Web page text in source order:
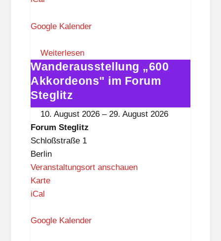
u
S
t
e
g
l
i
t
z
Google Kalender
Weiterlesen
Wanderausstellung
„600
Akkordeons"
im
Forum
Steglitz
Wanderausstellung „600
Akkordeons" im Forum
Steglitz
10. August 2026 – 29. August 2026
Forum Steglitz
Schloßstraße 1
Berlin
Veranstaltungsort anschauen
KarteF
u
iCal
Google Kalender